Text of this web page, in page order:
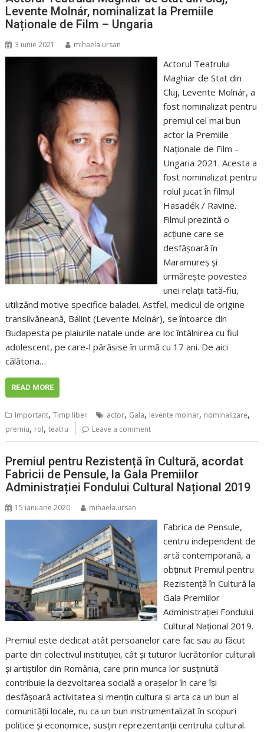
Levente Molnár, nominalizat la Premiile
Naționale de Film – Ungaria
3 iunie 2021 mihaela.ursan
Actorul Teatrului
Maghiar de Stat din
Cluj, Levente Molnár, a
fost nominalizat pentru
premiul cel mai bun
actor la Premiile
Naționale de Film –
Ungaria 2021. Acesta a
fost nominalizat pentru
rolul jucat în filmul
Hasadék / Ravine.
Filmul prezintă o
acțiune care se
desfășoară în
Maramureș și
urmărește povestea
unei relații tată-fiu,
utilizând motive specifice baladei. Astfel, medicul de origine
transilvăneană, Bálint (Levente Molnár), se întoarce din
Budapesta pe plaiurile natale unde are loc întâlnirea cu fiul
adolescent, pe care-l părăsise în urmă cu 17 ani. De aici
călătoria…
READ MORE
Important,Timp liber actor, Gala, levente molnar, nominalizare,
premiu, rol,teatru Leave a comment
Premiul pentru Rezistență în Cultură, acordat
Fabricii de Pensule, la Gala Premiilor
Administrației Fondului Cultural Național 2019
15 ianuarie 2020 mihaela.ursan
Fabrica de Pensule,
centru independent de
artă contemporană, a
obţinut Premiul pentru
Rezistență în Cultură la
Gala Premiilor
Administrației Fondului
Cultural Național 2019.
Premiul este dedicat atât persoanelor care fac sau au făcut
parte din colectivul instituţiei, cât și tuturor lucrătorilor culturali
și artiștilor din România, care prin munca lor susținută
contribuie la dezvoltarea socială a orașelor în care își
desfășoară activitatea și mențin cultura și arta ca un bun al
comunității locale, nu ca un bun instrumentalizat în scopuri
politice și economice, susţin reprezentanţii centrului cultural.